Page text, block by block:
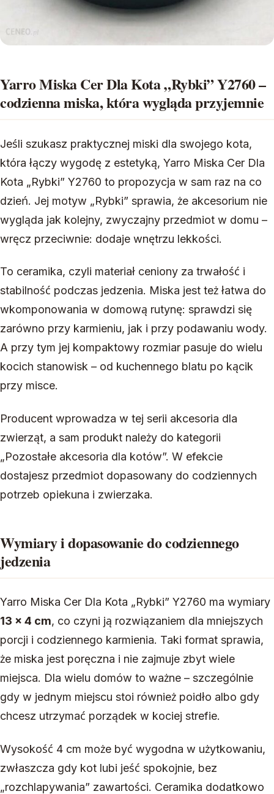
Yarro Miska Cer Dla Kota „Rybki” Y2760 –
codzienna miska, która wygląda przyjemnie
Jeśli szukasz praktycznej miski dla swojego kota,
która łączy wygodę z estetyką, Yarro Miska Cer Dla
Kota „Rybki” Y2760 to propozycja w sam raz na co
dzień. Jej motyw „Rybki” sprawia, że akcesorium nie
wygląda jak kolejny, zwyczajny przedmiot w domu –
wręcz przeciwnie: dodaje wnętrzu lekkości.
To ceramika, czyli materiał ceniony za trwałość i
stabilność podczas jedzenia. Miska jest też łatwa do
wkomponowania w domową rutynę: sprawdzi się
zarówno przy karmieniu, jak i przy podawaniu wody.
A przy tym jej kompaktowy rozmiar pasuje do wielu
kocich stanowisk – od kuchennego blatu po kącik
przy misce.
Producent wprowadza w tej serii akcesoria dla
zwierząt, a sam produkt należy do kategorii
„Pozostałe akcesoria dla kotów”. W efekcie
dostajesz przedmiot dopasowany do codziennych
potrzeb opiekuna i zwierzaka.
Wymiary i dopasowanie do codziennego
jedzenia
Yarro Miska Cer Dla Kota „Rybki” Y2760 ma wymiary
13 × 4 cm, co czyni ją rozwiązaniem dla mniejszych
porcji i codziennego karmienia. Taki format sprawia,
że miska jest poręczna i nie zajmuje zbyt wiele
miejsca. Dla wielu domów to ważne – szczególnie
gdy w jednym miejscu stoi również poidło albo gdy
chcesz utrzymać porządek w kociej strefie.
Wysokość 4 cm może być wygodna w użytkowaniu,
zwłaszcza gdy kot lubi jeść spokojnie, bez
„rozchlapywania” zawartości. Ceramika dodatkowo